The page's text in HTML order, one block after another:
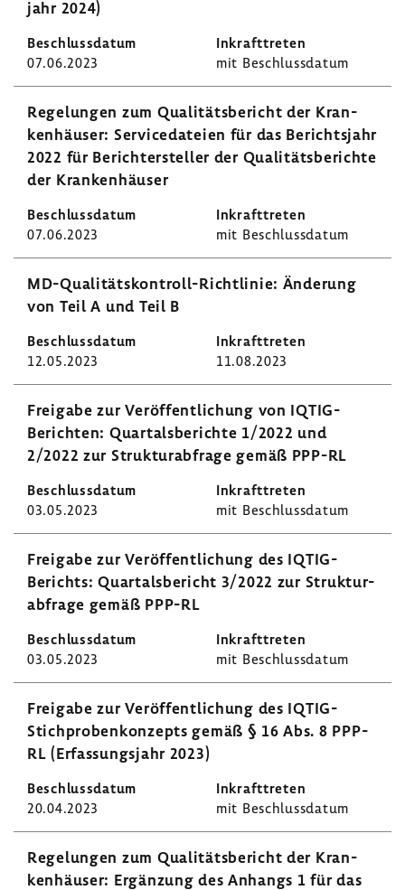
jahr 2024)
07.06.2023 mit Beschluss­datum
Rege­lungen zum Quali­täts­be­richt der Kran­
ken­häuser: Servi­ce­da­teien für das Berichts­jahr
2022 für Berich­t­er­steller der Quali­täts­be­richte
der Kran­ken­häuser
07.06.2023 mit Beschluss­datum
MD-​Qualitätskontroll-Richtlinie: Ände­rung
von Teil A und Teil B
12.05.2023 11.08.2023
Frei­gabe zur Veröf­fent­li­chung von IQTIG-​
Berichten: Quar­tals­be­richte 1/2022 und
2/2022 zur Struk­tur­ab­frage gemäß PPP-RL
03.05.2023 mit Beschluss­datum
Frei­gabe zur Veröf­fent­li­chung des IQTIG-​
Berichts: Quar­tals­be­richt 3/2022 zur Struk­tur­
ab­frage gemäß PPP-RL
03.05.2023 mit Beschluss­datum
Frei­gabe zur Veröf­fent­li­chung des IQTIG-​
Stichprobenkonzepts gemäß § 16 Abs. 8 PPP-
RL (Erfas­sungs­jahr 2023)
20.04.2023 mit Beschluss­datum
Rege­lungen zum Quali­täts­be­richt der Kran­
ken­häuser: Ergän­zung des Anhangs 1 für das